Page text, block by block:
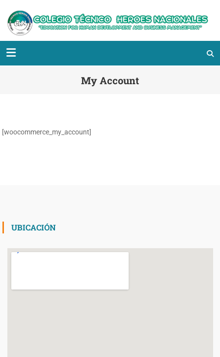
My Account
[woocommerce_my_account]
UBICACIÓN